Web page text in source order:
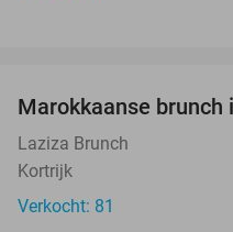
Marokkaanse
Laziza Brunch
Kortrijk
Verkocht: 81